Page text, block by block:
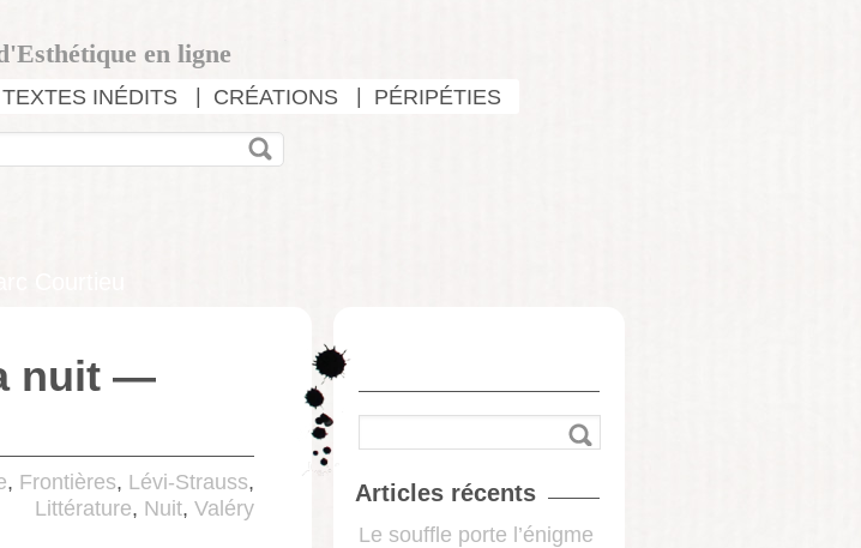
en ligne
TEXTES INÉDITS CRÉATIONS PÉRIPÉTIES
nuit —
, Frontières, Lévi-Strauss,
Littérature, Nuit, Valéry
Articles récents
Le souffle porte l’énigme